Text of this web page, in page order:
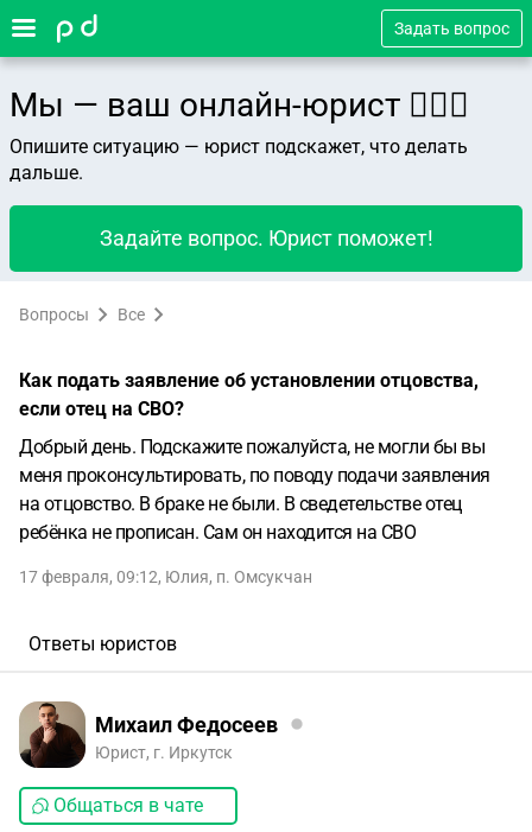
Задать вопрос
Мы — ваш онлайн-юрист 👨🏻‍⚖️
Опишите ситуацию — юрист подскажет, что делать
дальше.
Задайте вопрос. Юрист поможет!
Вопросы Все
Как подать заявление об установлении отцовства,
если отец на СВО?
Добрый день. Подскажите пожалуйста, не могли бы вы
меня проконсультировать, по поводу подачи заявления
на отцовство. В браке не были. В сведетельстве отец
ребёнка не прописан. Сам он находится на СВО
17 февраля, 09:12, Юлия, п. Омсукчан
Ответы юристов
Михаил Федосеев
Юрист, г. Иркутск
Общаться в чате